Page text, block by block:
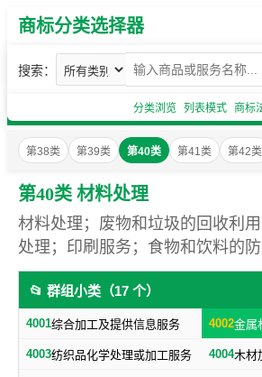
商标分类选择器
搜索：
分类浏览 列表模式 商标
第38类 第39类 第40类 第41类 第42类
第40类 材料处理
材料处理；废物和垃圾的回收利
处理；印刷服务；食物和饮料的防
📂 群组小类（17 个）
4001综合加工及提供信息服务 4002金属
4003纺织品化学处理或加工服务 4004木材